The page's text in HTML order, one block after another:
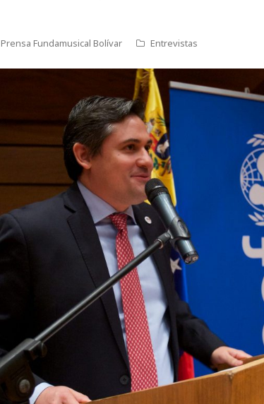
Prensa Fundamusical Bolívar Entrevistas